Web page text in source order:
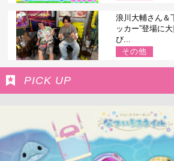
浪川大輔さん＆
ッカー”登場に
び...
その他
PICK UP